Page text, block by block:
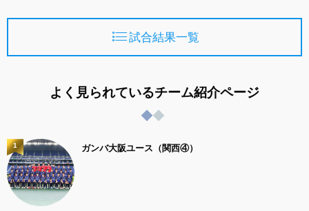
試合結果一覧
よく見られているチーム紹介ページ
ガンバ大阪ユース（関西④）
1